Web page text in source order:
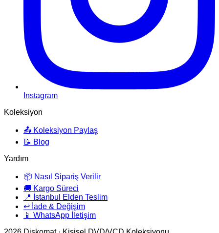
Instagram
Koleksiyon
📤 Koleksiyon Paylaş
📝 Blog
Yardım
📦 Nasıl Sipariş Verilir
🚚 Kargo Süreci
📍 İstanbul Elden Teslim
↩️ İade & Değişim
📱 WhatsApp İletişim